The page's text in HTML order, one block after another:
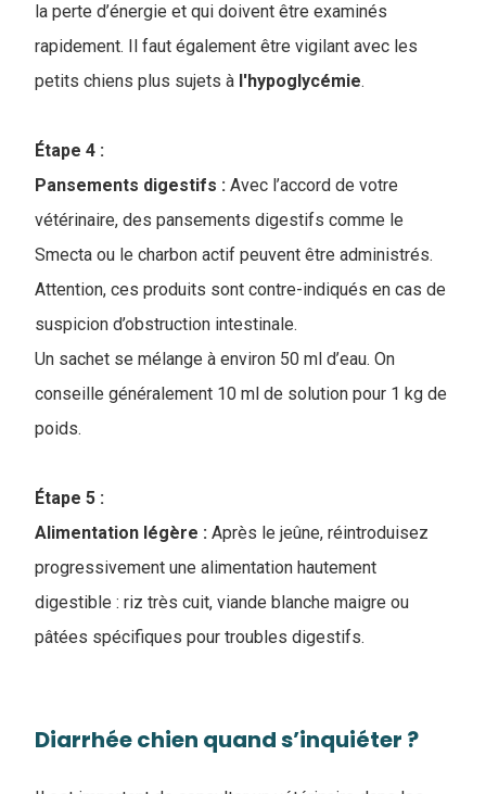
la perte d’énergie et qui doivent être examinés
rapidement. Il faut également être vigilant avec les
petits chiens plus sujets à l'hypoglycémie.
Étape 4 :
Pansements digestifs : Avec l’accord de votre
vétérinaire, des pansements digestifs comme le
Smecta ou le charbon actif peuvent être administrés.
Attention, ces produits sont contre-indiqués en cas de
suspicion d’obstruction intestinale.
Un sachet se mélange à environ 50 ml d’eau. On
conseille généralement 10 ml de solution pour 1 kg de
poids.
Étape 5 :
Alimentation légère : Après le jeûne, réintroduisez
progressivement une alimentation hautement
digestible : riz très cuit, viande blanche maigre ou
pâtées spécifiques pour troubles digestifs.
Diarrhée chien quand s’inquiéter ?